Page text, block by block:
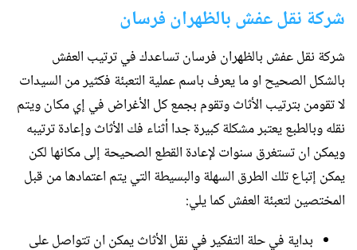
شركة نقل عفش بالظهران فرسان
شركة نقل عفش بالظهران فرسان تساعدك في ترتيب العفش
بالشكل الصحيح او ما يعرف باسم عملية التعبئة فكثير من السيدات
لا تقومن بترتيب الأثاث وتقوم بجمع كل الأغراض في إي مكان ويتم
نقله وبالطبع يعتبر مشكلة كبيرة جدا أثناء فك الأثاث وإعادة ترتيبه
ويمكن ان تستغرق سنوات لإعادة القطع الصحيحة إلى مكانها لكن
يمكن إتباع تلك الطرق السهلة والبسيطة التي يتم اعتمادها من قبل
المختصين لتعبئة العفش كما يلي:
بداية في حلة التفكير في نقل الأثاث يمكن ان تتواصل على